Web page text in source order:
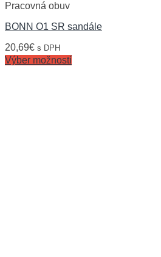
Pracovná obuv
BONN O1 SR sandále
20,69€ s DPH
Výber možností